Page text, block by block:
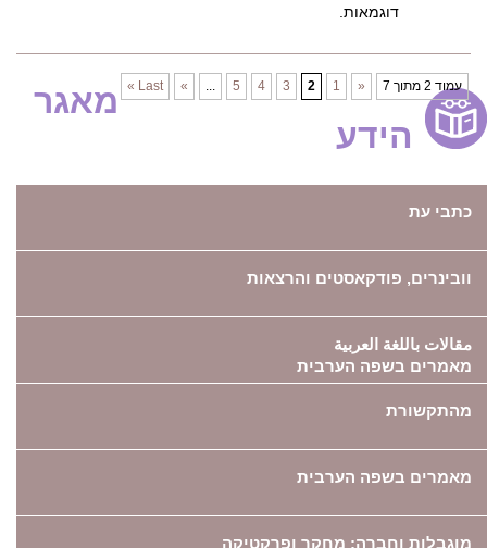
דוגמאות.
עמוד 2 מתוך 7 «
1
2
3
4
5
...
»
Last »
מאגר
הידע
כתבי עת
וובינרים, פודקאסטים והרצאות
مقالات باللغة العربية
מאמרים בשפה הערבית
מהתקשורת
מאמרים בשפה הערבית
מוגבלות וחברה: מחקר ופרקטיקה